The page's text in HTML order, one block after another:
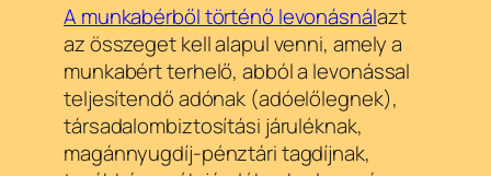
A munkabérből történő levonásnálazt
az összeget kell alapul venni, amely a
munkabért terhelő, abból a levonással
teljesítendő adónak (adóelőlegnek),
társadalombiztosítási járuléknak,
magánnyugdíj-pénztári tagdíjnak,